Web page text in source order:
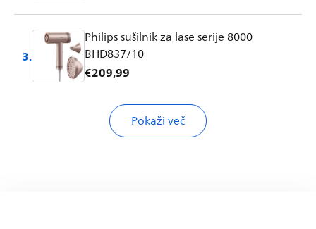
3.
Philips sušilnik za lase serije 8000
BHD837/10
€209,99
Philips AquaTrio Brezžični pokončni
sesalnik za sesanje in pomivanje
Pokaži več